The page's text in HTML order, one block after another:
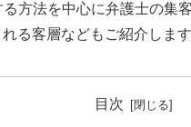
方法を中心に弁護士の集
る客層などもご紹介しま
目次